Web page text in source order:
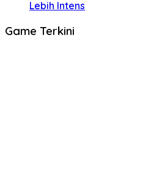
Lebih Intens
Game Terkini